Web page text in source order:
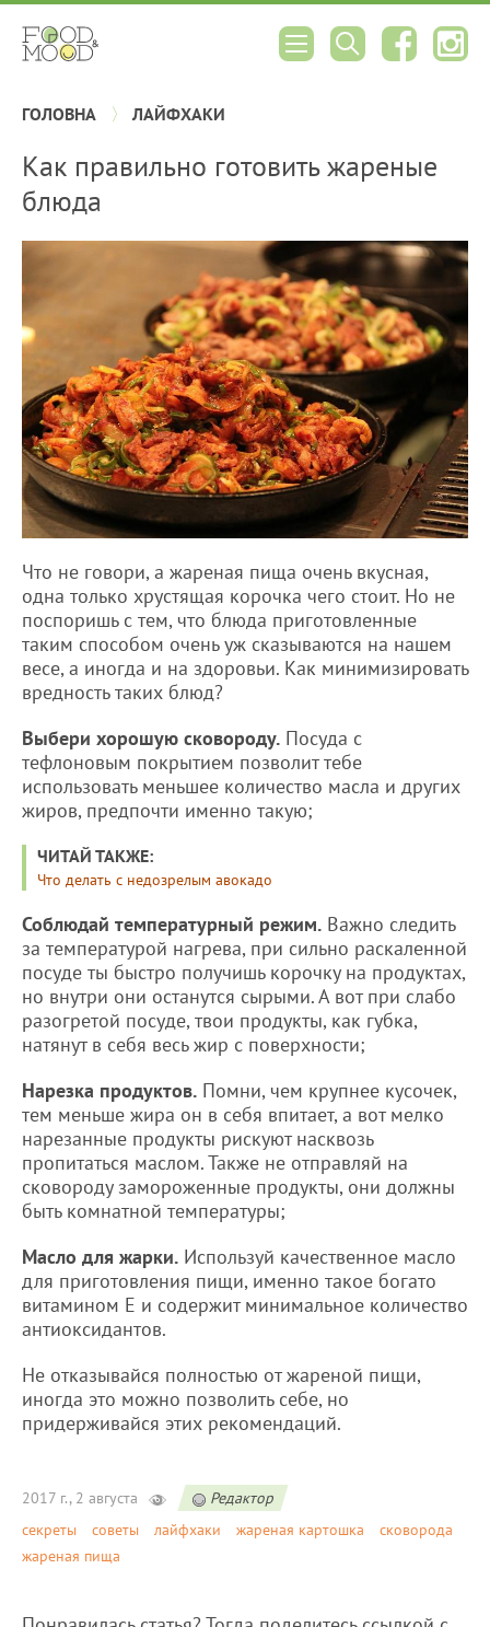
ГОЛОВНА ЛАЙФХАКИ
Как правильно готовить жареные
блюда
Что не говори, а жареная пища очень вкусная,
одна только хрустящая корочка чего стоит. Но не
поспоришь с тем, что блюда приготовленные
таким способом очень уж сказываются на нашем
весе, а иногда и на здоровьи. Как минимизировать
вредность таких блюд?
Выбери хорошую сковороду. Посуда с
тефлоновым покрытием позволит тебе
использовать меньшее количество масла и других
жиров, предпочти именно такую;
ЧИТАЙ ТАКЖЕ:
Что делать с недозрелым авокадо
Соблюдай температурный режим. Важно следить
за температурой нагрева, при сильно раскаленной
посуде ты быстро получишь корочку на продуктах,
но внутри они останутся сырыми. А вот при слабо
разогретой посуде, твои продукты, как губка,
натянут в себя весь жир с поверхности;
Нарезка продуктов. Помни, чем крупнее кусочек,
тем меньше жира он в себя впитает, а вот мелко
нарезанные продукты рискуют насквозь
пропитаться маслом. Также не отправляй на
сковороду замороженные продукты, они должны
быть комнатной температуры;
Масло для жарки. Используй качественное масло
для приготовления пищи, именно такое богато
витамином Е и содержит минимальное количество
антиоксидантов.
Не отказывайся полностью от жареной пищи,
иногда это можно позволить себе, но
придерживайся этих рекомендаций.
2017 г., 2 августа
Редактор
секреты
советы лайфхаки жареная картошка
сковорода
жареная пища